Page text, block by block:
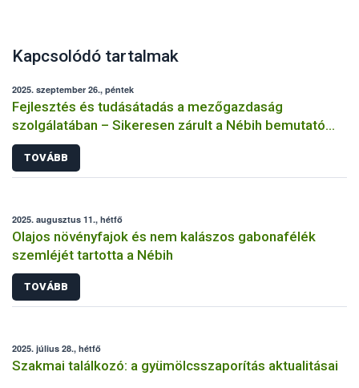
Kapcsolódó tartalmak
2025. szeptember 26., péntek
Fejlesztés és tudásátadás a mezőgazdaság
szolgálatában – Sikeresen zárult a Nébih bemutató
üzemi projektje
TOVÁBB
2025. augusztus 11., hétfő
Olajos növényfajok és nem kalászos gabonafélék
szemléjét tartotta a Nébih
TOVÁBB
2025. július 28., hétfő
Szakmai találkozó: a gyümölcsszaporítás aktualitásai